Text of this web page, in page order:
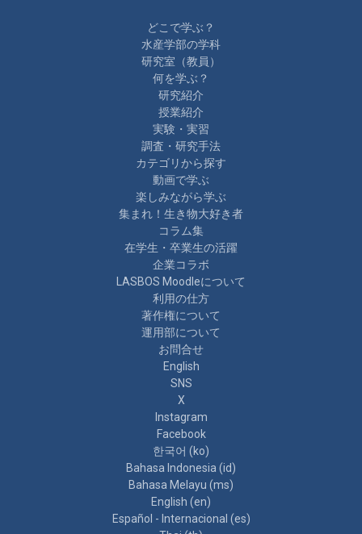
どこで学ぶ？
水産学部の学科
研究室（教員）
何を学ぶ？
研究紹介
授業紹介
実験・実習
調査・研究手法
カテゴリから探す
動画で学ぶ
楽しみながら学ぶ
集まれ！生き物大好き者
コラム集
在学生・卒業生の活躍
企業コラボ
LASBOS Moodleについて
利用の仕方
著作権について
運用部について
お問合せ
English
SNS
X
Instagram
Facebook
한국어 ‎(ko)‎
Bahasa Indonesia ‎(id)‎
Bahasa Melayu ‎(ms)‎
English ‎(en)‎
Español - Internacional ‎(es)‎